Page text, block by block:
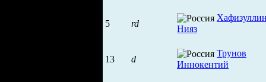
5 rd
Нияз
13 d
Трунов
Иннокентий